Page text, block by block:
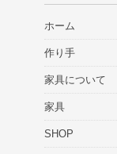
ホーム
作り手
家具について
家具
SHOP